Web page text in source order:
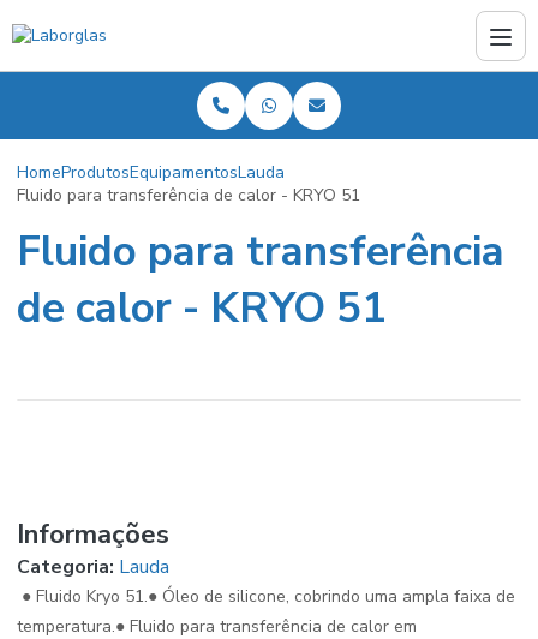
HomeProdutosEquipamentosLauda
Fluido para transferência de calor - KRYO 51
Fluido para transferência
de calor - KRYO 51
Informações
Categoria: Lauda
● Fluido Kryo 51.● Óleo de silicone, cobrindo uma ampla faixa de
temperatura.● Fluido para transferência de calor em